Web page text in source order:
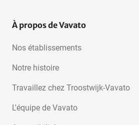
À propos de Vavato
Nos établissements
Notre histoire
Travaillez chez Troostwijk-Vavato
L'équipe de Vavato